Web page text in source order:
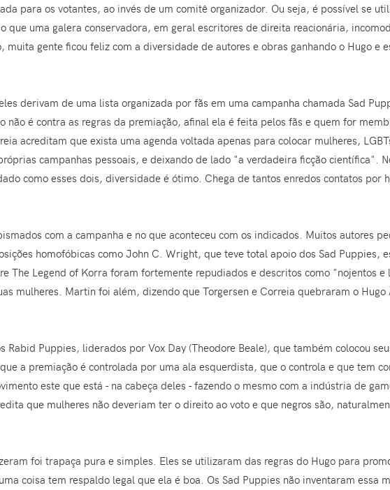
para os votantes, ao invés de um comitê organizador. Ou seja, é possível se
que uma galera conservadora, em geral escritores de direita reacionária,
gente ficou feliz com a diversidade de autores e obras ganhando o Hugo e
derivam de uma lista organizada por fãs em uma campanha chamada Sad
não é contra as regras da premiação, afinal ela é feita pelos fãs e quem for
acreditam que exista uma agenda voltada apenas para colocar mulheres,
campanhas pessoais, e deixando de lado "a verdadeira ficção científica".
como esses dois, diversidade é ótimo. Chega de tantos enredos contatos por
com a campanha e no que aconteceu com os indicados. Muitos autores
homofóbicas como John C. Wright, que teve total apoio dos Sad Puppies,
The Legend of Korra foram fortemente repudiados e descritos como "nojentos e
mulheres. Martin foi além, dizendo que Torgersen e Correia quebraram o Hugo
Puppies, liderados por Vox Day (Theodore Beale), que também colocou
a premiação é controlada por uma ala esquerdista, que o controla e que tem
este que está - na cabeça deles - fazendo o mesmo com a indústria de
que mulheres não deveriam ter o direito ao voto e que negros são,
foi trapaça pura e simples. Eles se utilizaram das regras do Hugo para
coisa tem respaldo legal que ela é boa. Os Sad Puppies não inventaram essa